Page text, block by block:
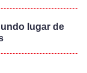
lugar de